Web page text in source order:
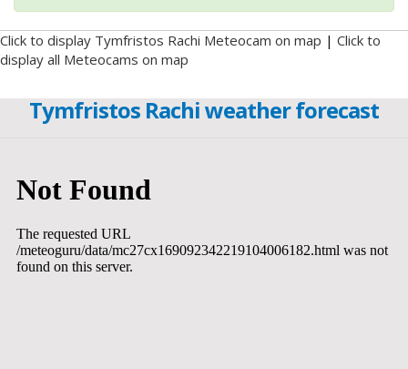
Click to display Tymfristos Rachi Meteocam on map | Click to
display all Meteocams on map
Tymfristos Rachi weather forecast